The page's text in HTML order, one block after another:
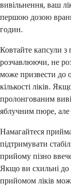
вивільнення, ваш
першою дозою
годин.
Ковтайте капсули
розчавлюючи, не
може призвести до
кількості ліків.
пролонгованим
яблучним пюре, але
Намагайтеся
підтримувати
прийому пізно
Якщо ви схильні до
прийомом ліків